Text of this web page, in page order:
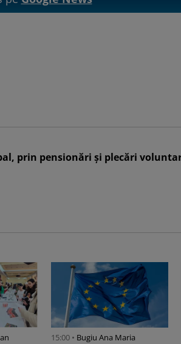
prin pensionări și plecări
15:00 • Bugiu ⁠Ana Maria